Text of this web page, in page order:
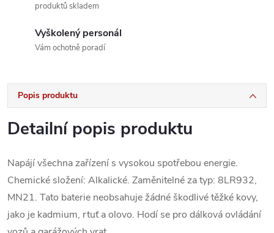
produktů skladem
Vyškolený personál
Vám ochotně poradí
Popis produktu
Detailní popis produktu
Napájí všechna zařízení s vysokou spotřebou energie.
Chemické složení: Alkalické. Zaměnitelné za typ: 8LR932,
MN21. Tato baterie neobsahuje žádné škodlivé těžké kovy,
jako je kadmium, rtuť a olovo. Hodí se pro dálková ovládání